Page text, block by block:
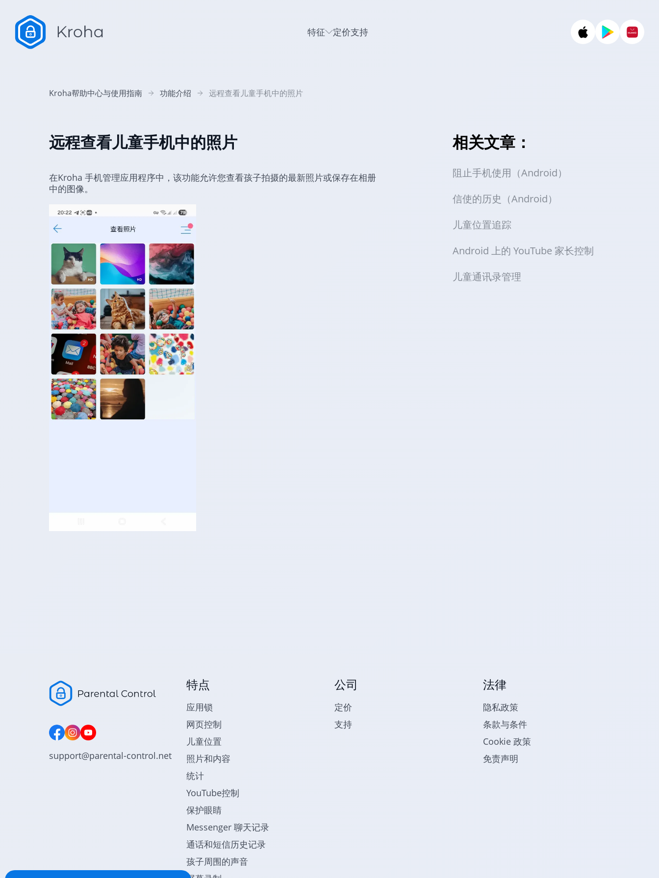
特征 定价支持
Kroha帮助中心与使用指南 功能介绍 远程查看儿童手机中的照片
远程查看儿童手机中的照片
在Kroha 手机管理应用程序中，该功能允许您查看孩子拍摄的最新照片或保存在相册
中的图像。
相关文章：
阻止手机使用（Android）
信使的历史（Android）
儿童位置追踪
Android 上的 YouTube 家长控制
儿童通讯录管理
support@parental-control.net
特点
应用锁
网页控制
儿童位置
照片和内容
统计
YouTube控制
保护眼睛
Messenger 聊天记录
通话和短信历史记录
孩子周围的声音
公司
定价
支持
法律
隐私政策
条款与条件
Cookie 政策
免责声明